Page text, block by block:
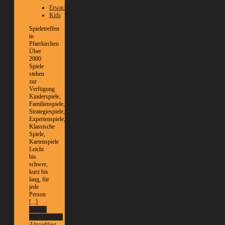
Erwachsene
Kids
Spieletreffen
in
Pfarrkirchen
Über
2000
Spiele
stehen
zur
Verfügung
Kinderspiele,
Familienspiele,
Strategiespiele,
Expertenspiele,
Klassische
Spiele,
Kartenspiele
Leicht
bis
schwer,
kurz bis
lang, für
jede
Person
[...]